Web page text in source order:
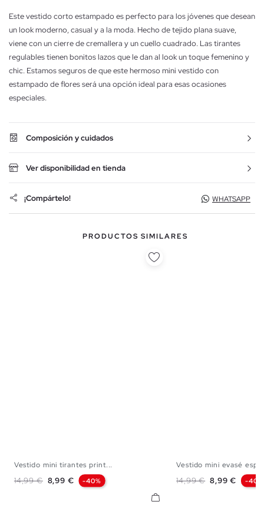
Este vestido corto estampado es perfecto para los jóvenes que desean
un look moderno, casual y a la moda. Hecho de tejido plana suave,
viene con un cierre de cremallera y un cuello cuadrado. Las tirantes
regulables tienen bonitos lazos que le dan al look un toque femenino y
chic. Estamos seguros de que este hermoso mini vestido con
estampado de flores será una opción ideal para esas ocasiones
especiales.
Composición y cuidados
Ver disponibilidad en tienda
¡Compártelo! WHATSAPP
PRODUCTOS SIMILARES
Vestido mini tirantes print...
Precio base
14,99 € Precio
8,99 € -40%
Vestido mini evasé
Precio base
14,99 € Precio
8,99 € -40%